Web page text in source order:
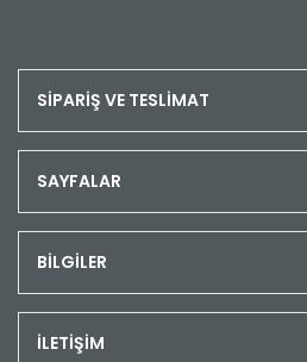
SİPARİŞ VE TESLİMAT
SAYFALAR
BİLGİLER
İLETİŞİM